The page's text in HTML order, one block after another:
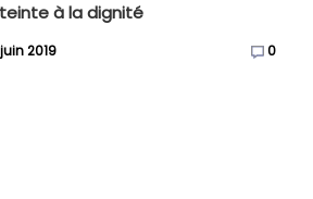
à la dignité
2019 0